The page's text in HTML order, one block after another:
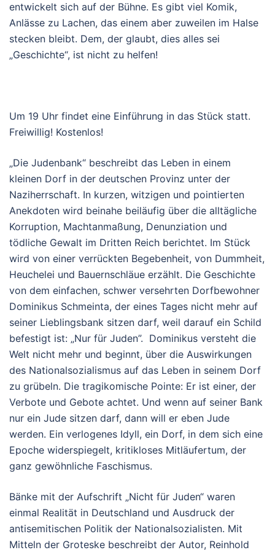
entwickelt sich auf der Bühne. Es gibt viel Komik,
Anlässe zu Lachen, das einem aber zuweilen im Halse
stecken bleibt. Dem, der glaubt, dies alles sei
„Geschichte“, ist nicht zu helfen!
Um 19 Uhr findet eine Einführung in das Stück statt.
Freiwillig! Kostenlos!
„Die Judenbank“ beschreibt das Leben in einem
kleinen Dorf in der deutschen Provinz unter der
Naziherrschaft. In kurzen, witzigen und pointierten
Anekdoten wird beinahe beiläufig über die alltägliche
Korruption, Machtanmaßung, Denunziation und
tödliche Gewalt im Dritten Reich berichtet. Im Stück
wird von einer verrückten Begebenheit, von Dummheit,
Heuchelei und Bauernschläue erzählt. Die Geschichte
von dem einfachen, schwer versehrten Dorfbewohner
Dominikus Schmeinta, der eines Tages nicht mehr auf
seiner Lieblingsbank sitzen darf, weil darauf ein Schild
befestigt ist: „Nur für Juden”. Dominikus versteht die
Welt nicht mehr und beginnt, über die Auswirkungen
des Nationalsozialismus auf das Leben in seinem Dorf
zu grübeln. Die tragikomische Pointe: Er ist einer, der
Verbote und Gebote achtet. Und wenn auf seiner Bank
nur ein Jude sitzen darf, dann will er eben Jude
werden. Ein verlogenes Idyll, ein Dorf, in dem sich eine
Epoche widerspiegelt, kritikloses Mitläufertum, der
ganz gewöhnliche Faschismus.
Bänke mit der Aufschrift „Nicht für Juden“ waren
einmal Realität in Deutschland und Ausdruck der
antisemitischen Politik der Nationalsozialisten. Mit
Mitteln der Groteske beschreibt der Autor, Reinhold